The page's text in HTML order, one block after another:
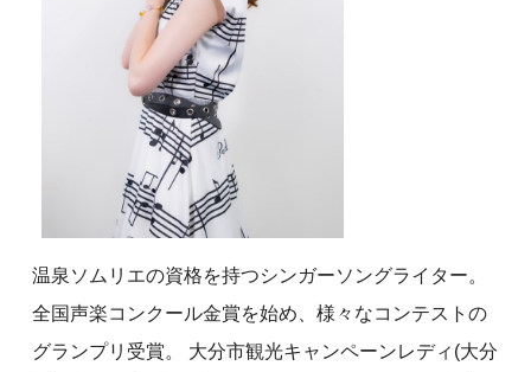
温泉ソムリエの資格を持つシンガーソングライター。
全国声楽コンクール金賞を始め、様々なコンテストの
グランプリ受賞。 大分市観光キャンペーンレディ(大分